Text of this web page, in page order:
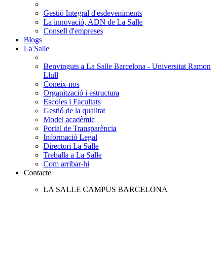
Gestió Integral d'esdeveniments
La innovació, ADN de La Salle
Consell d'empreses
Blogs
La Salle
Benvinguts a La Salle Barcelona - Universitat Ramon
Llull
Coneix-nos
Organització i estructura
Escoles i Facultats
Gestió de la qualitat
Model acadèmic
Portal de Transparència
Informació Legal
Directori La Salle
Treballa a La Salle
Com arribar-hi
Contacte
LA SALLE CAMPUS BARCELONA